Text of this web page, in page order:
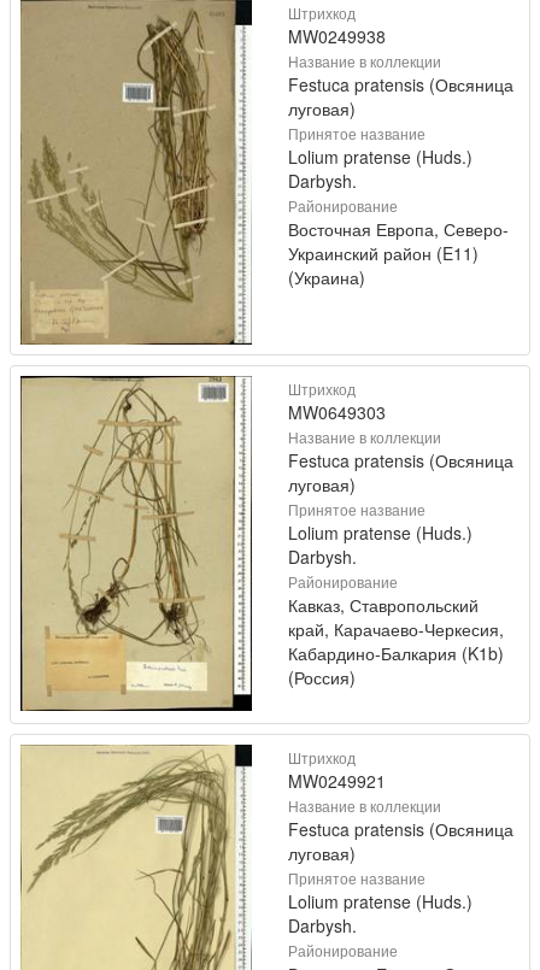
Штрихкод
MW0249938
Название в коллекции
Festuca pratensis (Овсяница
луговая)
Принятое название
Lolium pratense (Huds.)
Darbysh.
Районирование
Восточная Европа, Северо-
Украинский район (E11)
(Украина)
Штрихкод
MW0649303
Название в коллекции
Festuca pratensis (Овсяница
луговая)
Принятое название
Lolium pratense (Huds.)
Darbysh.
Районирование
Кавказ, Ставропольский
край, Карачаево-Черкесия,
Кабардино-Балкария (K1b)
(Россия)
Штрихкод
MW0249921
Название в коллекции
Festuca pratensis (Овсяница
луговая)
Принятое название
Lolium pratense (Huds.)
Darbysh.
Районирование